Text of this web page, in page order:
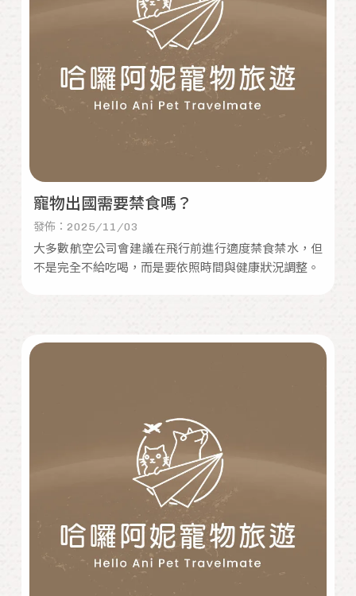
寵物出國需要禁食嗎？
發佈：2025/11/03
大多數航空公司會建議在飛行前進行適度禁食禁水，但
不是完全不給吃喝，而是要依照時間與健康狀況調整。